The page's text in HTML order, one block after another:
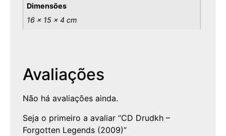
Dimensões
16 × 15 × 4 cm
Avaliações
Não há avaliações ainda.
Seja o primeiro a avaliar “CD Drudkh –
Forgotten Legends (2009)”